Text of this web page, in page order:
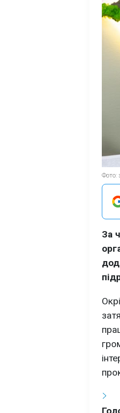
Фото:
За